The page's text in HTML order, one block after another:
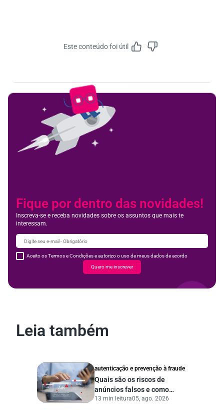
Este conteúdo foi útil
Fique por dentro das novidades!
Inscreva-se e receba novidades sobre os assuntos que mais te
interessam.
Aceito os Termos e Condições e autorizo o uso de meus dados de acordo
Quero me inscrever
Leia também
autenticação e prevenção à fraude
Quais são os riscos de
anúncios falsos e como
proteger seu negócio?
13 min leitura05, ago. 2026